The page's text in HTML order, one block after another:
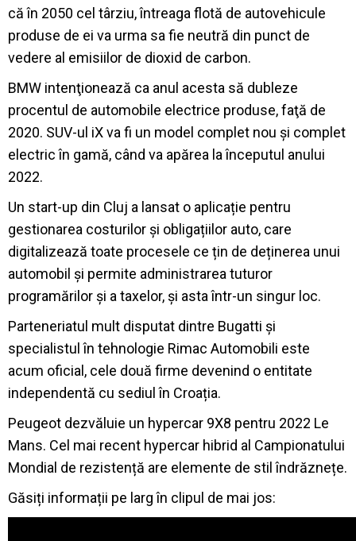
că în 2050 cel târziu, întreaga flotă de autovehicule
produse de ei va urma sa fie neutră din punct de
vedere al emisiilor de dioxid de carbon.
BMW intenţionează ca anul acesta să dubleze
procentul de automobile electrice produse, faţă de
2020. SUV-ul iX va fi un model complet nou și complet
electric în gamă, când va apărea la începutul anului
2022.
Un start-up din Cluj a lansat o aplicație pentru
gestionarea costurilor și obligațiilor auto, care
digitalizează toate procesele ce țin de deținerea unui
automobil și permite administrarea tuturor
programărilor și a taxelor, și asta într-un singur loc.
Parteneriatul mult disputat dintre Bugatti și
specialistul în tehnologie Rimac Automobili este
acum oficial, cele două firme devenind o entitate
independentă cu sediul în Croația.
Peugeot dezvăluie un hypercar 9X8 pentru 2022 Le
Mans. Cel mai recent hypercar hibrid al Campionatului
Mondial de rezistență are elemente de stil îndrăznețe.
Găsiți informații pe larg în clipul de mai jos: